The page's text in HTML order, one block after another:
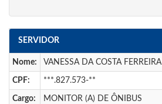
SERVIDOR
Nome: VANESSA DA COSTA FERREIRA
CPF: ***.827.573-**
Cargo: MONITOR (A) DE ÔNIBUS